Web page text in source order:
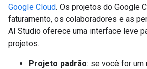
Google Cloud. Os projetos do Google
faturamento, os colaboradores e as
AI Studio oferece uma interface leve
projetos.
Projeto padrão: se você for um